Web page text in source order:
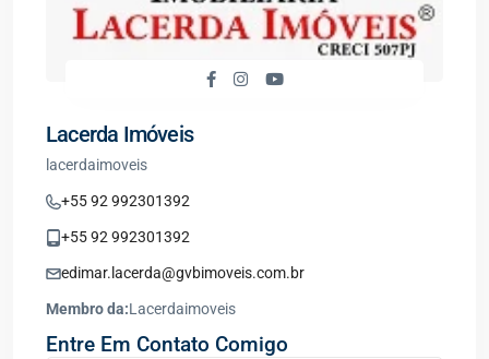
Lacerda Imóveis
lacerdaimoveis
+55 92 992301392
+55 92 992301392
edimar.lacerda@gvbimoveis.com.br
Membro da:Lacerdaimoveis
Entre Em Contato Comigo